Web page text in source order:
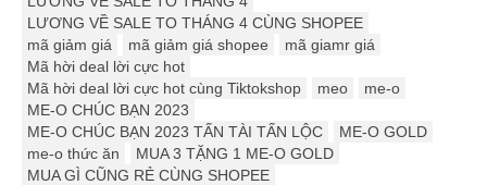
LƯƠNG VỀ SALE TO THÁNG 4 CÙNG SHOPEE
mã giảm giá
mã giảm giá shopee
mã giamr giá
Mã hời deal lời cực hot
Mã hời deal lời cực hot cùng Tiktokshop
meo
me-o
ME-O CHÚC BẠN 2023
ME-O CHÚC BẠN 2023 TẤN TÀI TẤN LỘC
ME-O GOLD
me-o thức ăn
MUA 3 TẶNG 1 ME-O GOLD
MUA GÌ CŨNG RẺ CÙNG SHOPEE